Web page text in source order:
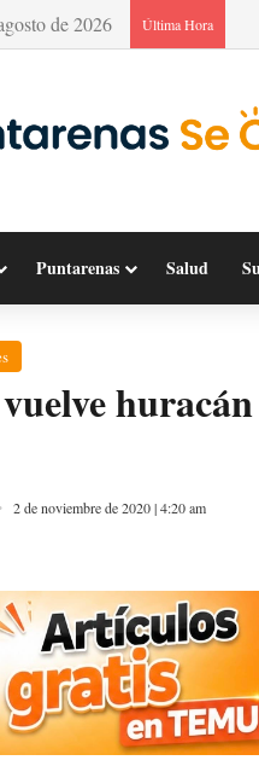
de 2026 Última Hora
Puntarenas Salud
2 de noviembre de 2020 | 4:20 am